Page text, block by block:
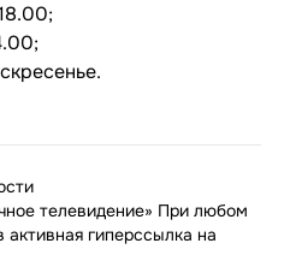
телевидение» При любом
гиперссылка на